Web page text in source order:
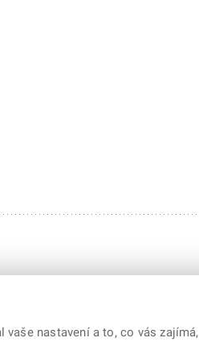
vaše nastavení a to, co vás zajímá,